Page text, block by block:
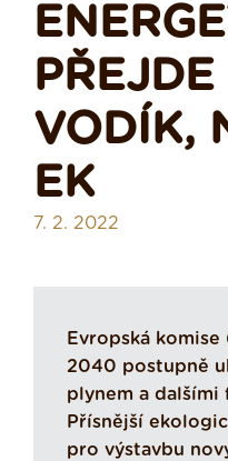
VODÍK,
EK
7. 2. 2022
Evropská
2040 postupně
plynem a dalšími
Přísnější
pro výstavbu